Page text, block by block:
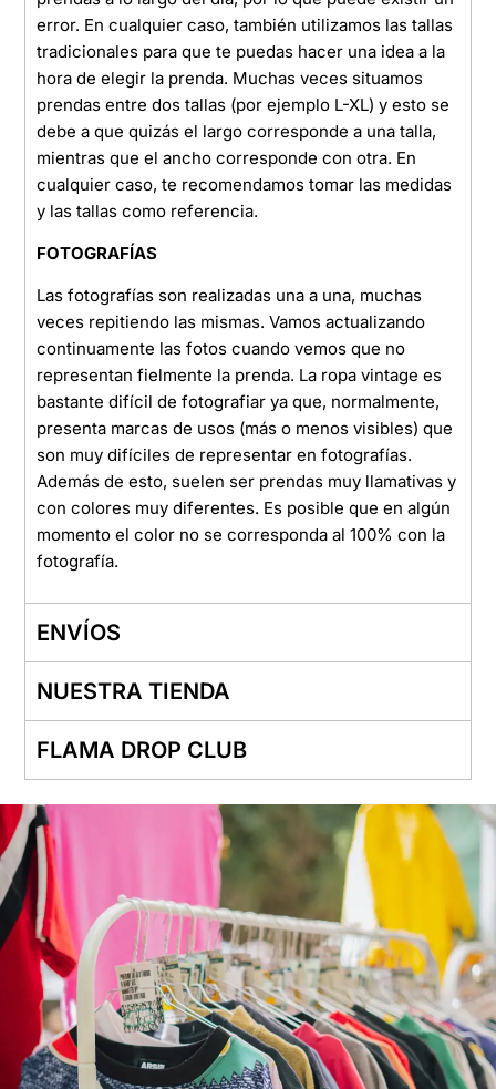
error. En cualquier caso, también utilizamos las tallas
tradicionales para que te puedas hacer una idea a la
hora de elegir la prenda. Muchas veces situamos
prendas entre dos tallas (por ejemplo L-XL) y esto se
debe a que quizás el largo corresponde a una talla,
mientras que el ancho corresponde con otra. En
cualquier caso, te recomendamos tomar las medidas
y las tallas como referencia.
FOTOGRAFÍAS
Las fotografías son realizadas una a una, muchas
veces repitiendo las mismas. Vamos actualizando
continuamente las fotos cuando vemos que no
representan fielmente la prenda. La ropa vintage es
bastante difícil de fotografiar ya que, normalmente,
presenta marcas de usos (más o menos visibles) que
son muy difíciles de representar en fotografías.
Además de esto, suelen ser prendas muy llamativas y
con colores muy diferentes. Es posible que en algún
momento el color no se corresponda al 100% con la
fotografía.
ENVÍOS
NUESTRA TIENDA
FLAMA DROP CLUB